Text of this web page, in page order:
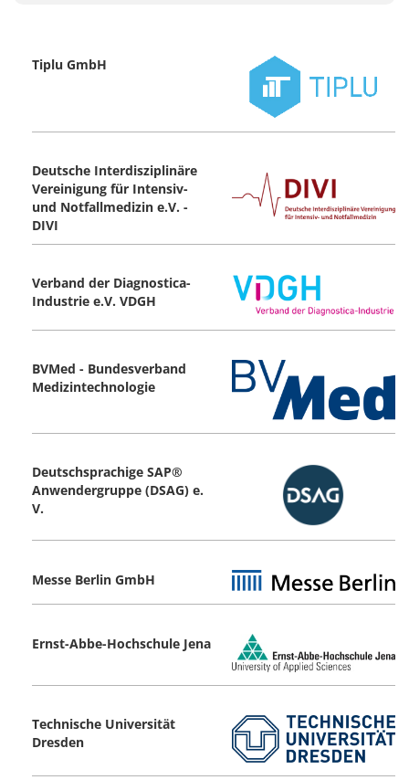
Tiplu GmbH
Deutsche Interdisziplinäre
Vereinigung für Intensiv-
und Notfallmedizin e.V. -
DIVI
Verband der Diagnostica-
Industrie e.V. VDGH
BVMed - Bundesverband
Medizintechnologie
Deutschsprachige SAP®
Anwendergruppe (DSAG) e.
V.
Messe Berlin GmbH
Ernst-Abbe-Hochschule Jena
Technische Universität
Dresden